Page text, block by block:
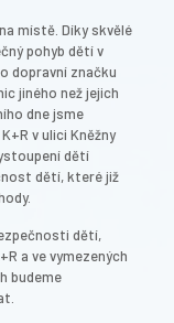
místě. Díky skvělé
pohyb dětí v
dopravní značku
jiného než jejich
dne jsme
v ulici Kněžny
dětí
dětí, které již
dětí,
a ve vymezených
budeme